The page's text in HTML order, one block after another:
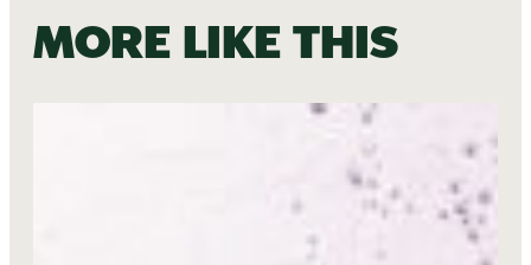
More like this